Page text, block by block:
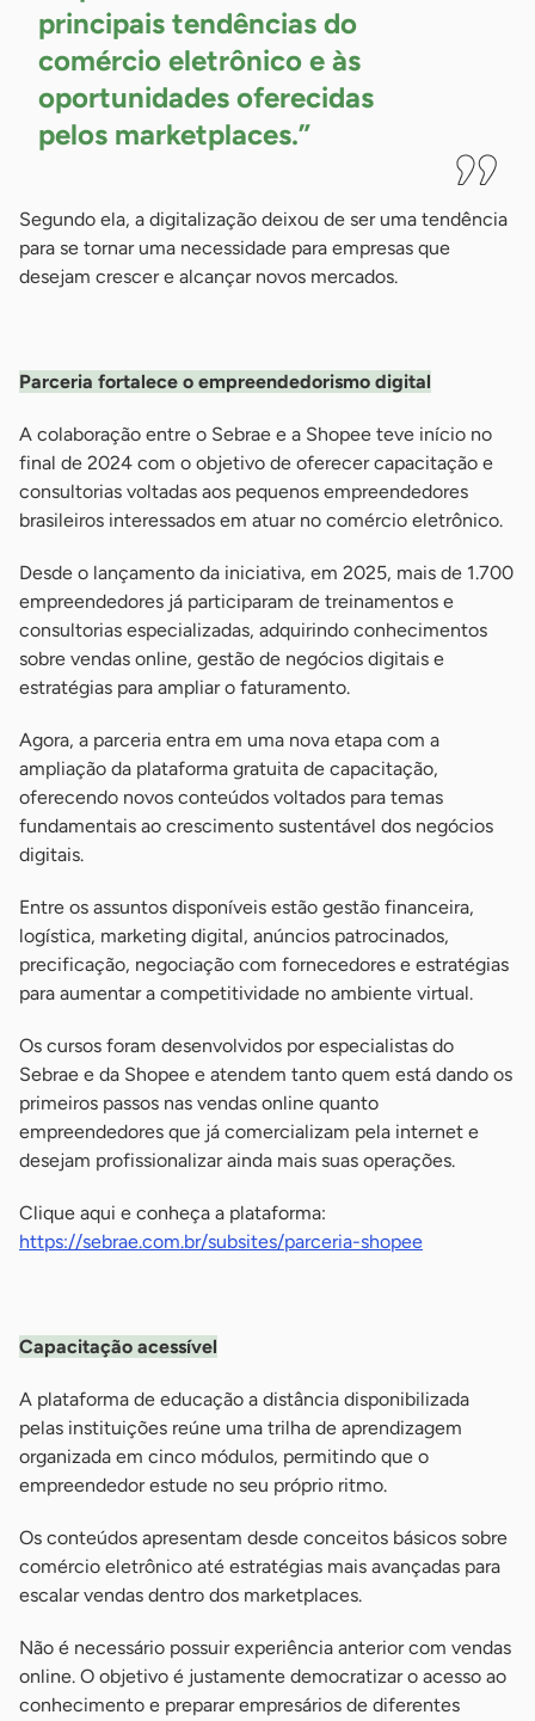
principais tendências do
comércio eletrônico e às
oportunidades oferecidas
pelos marketplaces.”
Segundo ela, a digitalização deixou de ser uma tendência
para se tornar uma necessidade para empresas que
desejam crescer e alcançar novos mercados.
Parceria fortalece o empreendedorismo digital
A colaboração entre o Sebrae e a Shopee teve início no
final de 2024 com o objetivo de oferecer capacitação e
consultorias voltadas aos pequenos empreendedores
brasileiros interessados em atuar no comércio eletrônico.
Desde o lançamento da iniciativa, em 2025, mais de 1.700
empreendedores já participaram de treinamentos e
consultorias especializadas, adquirindo conhecimentos
sobre vendas online, gestão de negócios digitais e
estratégias para ampliar o faturamento.
Agora, a parceria entra em uma nova etapa com a
ampliação da plataforma gratuita de capacitação,
oferecendo novos conteúdos voltados para temas
fundamentais ao crescimento sustentável dos negócios
digitais.
Entre os assuntos disponíveis estão gestão financeira,
logística, marketing digital, anúncios patrocinados,
precificação, negociação com fornecedores e estratégias
para aumentar a competitividade no ambiente virtual.
Os cursos foram desenvolvidos por especialistas do
Sebrae e da Shopee e atendem tanto quem está dando os
primeiros passos nas vendas online quanto
empreendedores que já comercializam pela internet e
desejam profissionalizar ainda mais suas operações.
Clique aqui e conheça a plataforma:
https://sebrae.com.br/subsites/parceria-shopee
Capacitação acessível
A plataforma de educação a distância disponibilizada
pelas instituições reúne uma trilha de aprendizagem
organizada em cinco módulos, permitindo que o
empreendedor estude no seu próprio ritmo.
Os conteúdos apresentam desde conceitos básicos sobre
comércio eletrônico até estratégias mais avançadas para
escalar vendas dentro dos marketplaces.
Não é necessário possuir experiência anterior com vendas
online. O objetivo é justamente democratizar o acesso ao
conhecimento e preparar empresários de diferentes